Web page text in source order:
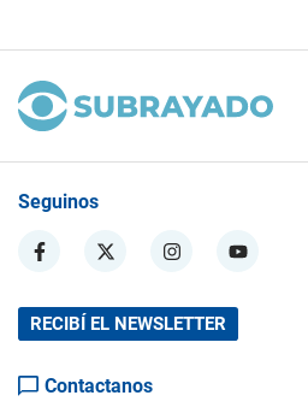
Seguinos
RECIBÍ EL NEWSLETTER
Contactanos